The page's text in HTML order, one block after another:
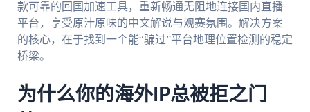
款可靠的回国加速工具，重新畅通无阻地连接国内直播
平台，享受原汁原味的中文解说与观赛氛围。解决方案
的核心，在于找到一个能“骗过”平台地理位置检测的稳定
桥梁。
为什么你的海外IP总被拒之门